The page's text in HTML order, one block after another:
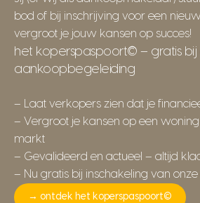
bod of bij inschrijving voor een
vergroot je jouw kansen op succes!
het koperspaspoort© – gratis bij
aankoopbegeleiding
– Laat verkopers zien dat je
– Vergroot je kansen op een
markt
– Gevalideerd en actueel – altijd
– Nu gratis bij inschakeling van
→ ontdek het koperspaspoort©